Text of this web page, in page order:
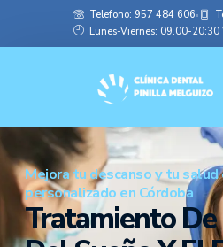
Telefono: 957 484 606
Lunes-Viernes: 09.00-
Mejora tu descanso y tu
personalizado en Córdoba
Tratamiento